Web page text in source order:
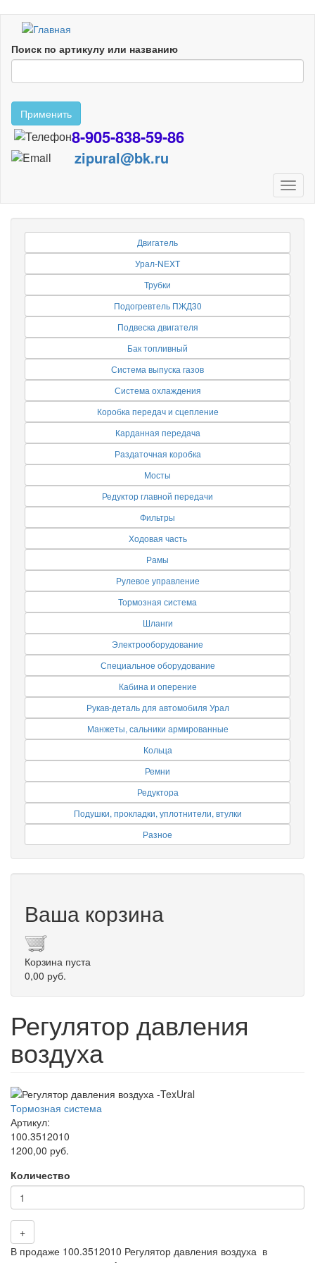
Перейти
основному
содержанию
Поиск по артикулу или названию
Применить
8-905-838-59-86
zipural@bk.ru
Двигатель
Урал-NEXT
Трубки
Подогревтель ПЖД30
Подвеска двигателя
Бак топливный
Система выпуска газов
Система охлаждения
Коробка передач и сцепление
Карданная передача
Раздаточная коробка
Мосты
Редуктор главной передачи
Фильтры
Ходовая часть
Рамы
Рулевое управление
Тормозная система
Шланги
Электрооборудование
Специальное оборудование
Кабина и оперение
Рукав-деталь для автомобиля Урал
Манжеты, сальники армированные
Кольца
Ремни
Редуктора
Подушки, прокладки, уплотнители, втулки
Разное
Ваша корзина
Корзина пуста
0,00 руб.
Регулятор давления
воздуха
Тормозная система
Артикул:
100.3512010
1200,00 руб.
Количество
+
В продаже 100.3512010 Регулятор давления воздуха в